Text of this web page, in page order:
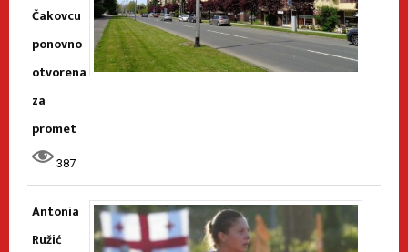
Čakovcu
ponovno
otvorena
za
promet
387
Antonia
Ružić